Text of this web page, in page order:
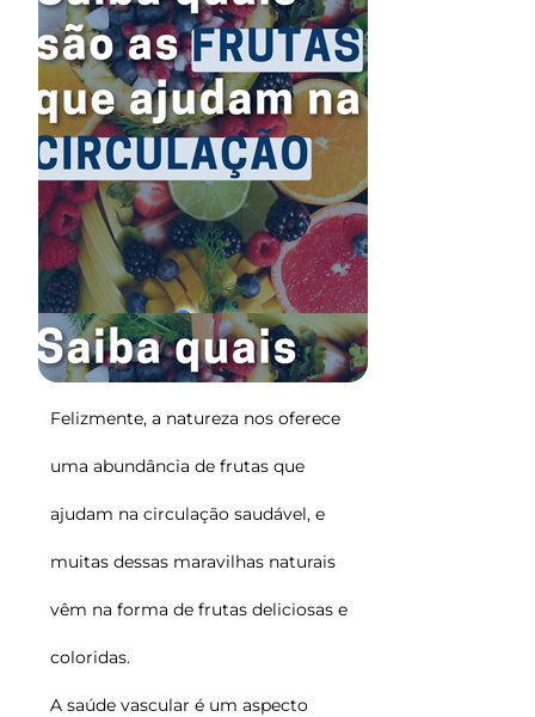
Felizmente, a natureza nos oferece
uma abundância de frutas que
ajudam na circulação saudável, e
muitas dessas maravilhas naturais
vêm na forma de frutas deliciosas e
coloridas.
A saúde vascular é um aspecto